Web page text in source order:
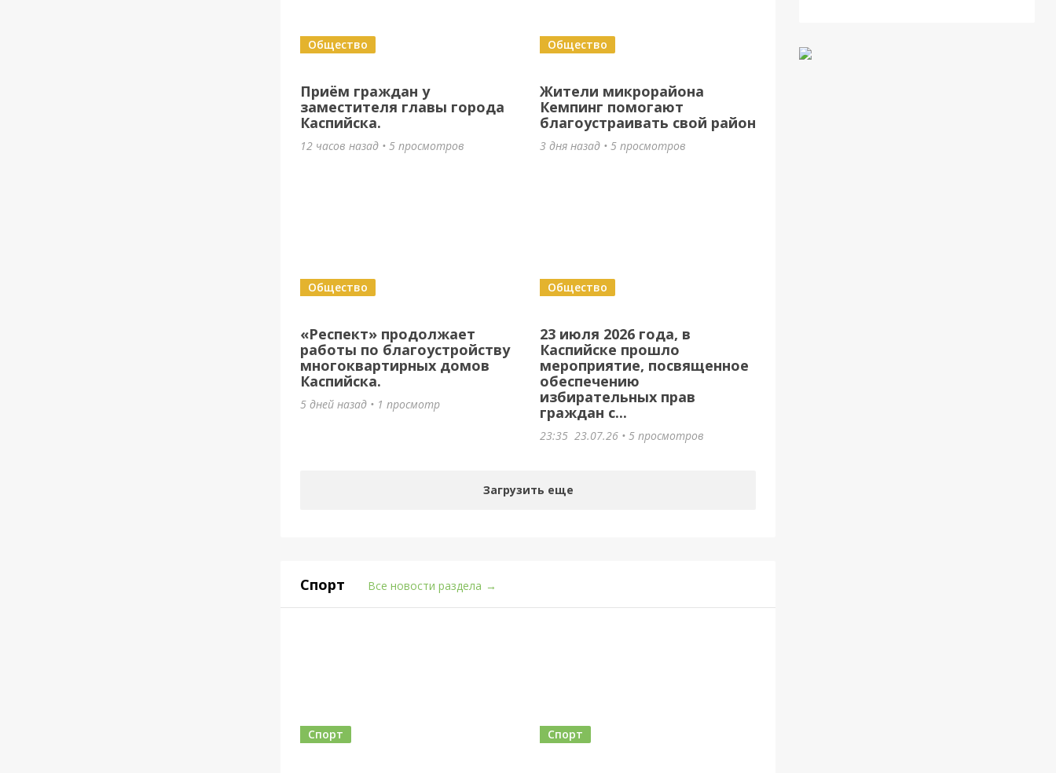
Приём граждан у
заместителя главы города
Каспийска.
Общество
12 часов назад • 5 просмотров
Жители микрорайона
Кемпинг помогают
благоустраивать свой район
Общество
3 дня назад • 5 просмотров
«Респект» продолжает
работы по благоустройству
многоквартирных домов
Каспийска.
Общество
5 дней назад • 1 просмотр
23 июля 2026 года, в
Каспийске прошло
мероприятие, посвященное
обеспечению
избирательных прав
граждан с...
Общество
23:35 23.07.26 • 5 просмотров
Загрузить еще
Спорт Все новости раздела →
Спорт Спорт